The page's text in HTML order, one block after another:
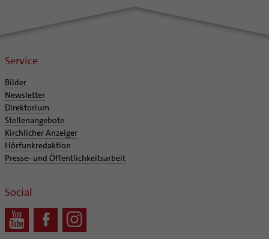
Service
Bilder
Newsletter
Direktorium
Stellenangebote
Kirchlicher Anzeiger
Hörfunkredaktion
Presse- und Öffentlichkeitsarbeit
Social